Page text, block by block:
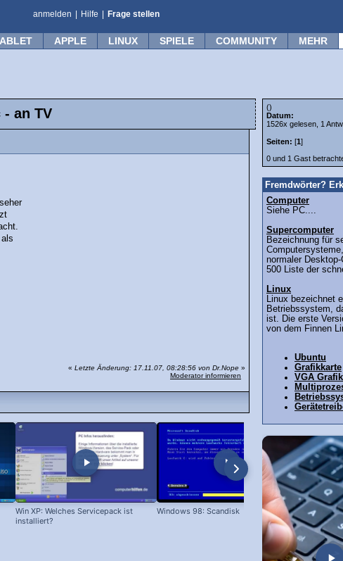
anmelden Hilfe Frage stellen
APPLE LINUX SPIELE COMMUNITY MEHR
an TV
« Letzte Änderung: 17.11.07, 08:28:56 von Dr.Nope »
Moderator informieren
Win XP: Welches Servicepack ist
installiert?
Windows 98: Scandisk Windows
()
Datum:
1526x gelesen, 1
Seiten: [1]
0 und 1 Gast
Fremdwörter?
Computer
Siehe PC....
Supercomputer
Bezeichnung für
normaler
500 Liste der
Linux
Linux bezeichnet
Betriebssystem,
ist. Die erste
von dem Finnen
Ubuntu
Grafikkarte
VGA